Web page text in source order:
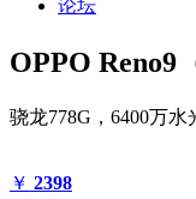
论坛
OPPO Reno9
骁龙778G，6400万水
￥ 2398